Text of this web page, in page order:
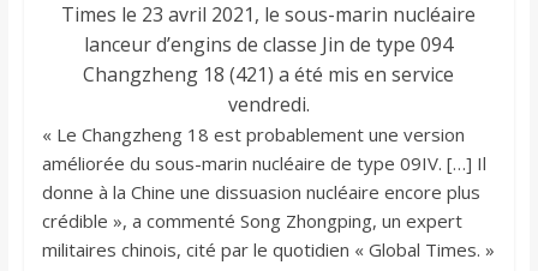
Times le 23 avril 2021, le sous-marin nucléaire
lanceur d’engins de classe Jin de type 094
Changzheng 18 (421) a été mis en service
vendredi.
« Le Changzheng 18 est probablement une version
améliorée du sous-marin nucléaire de type 09IV. […] Il
donne à la Chine une dissuasion nucléaire encore plus
crédible », a commenté Song Zhongping, un expert
militaires chinois, cité par le quotidien « Global Times. »